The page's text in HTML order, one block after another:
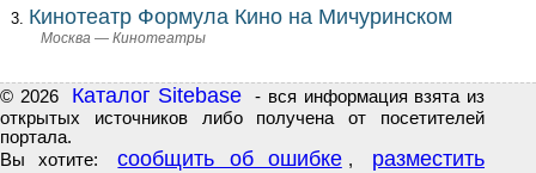
Кинотеатр Формула Кино на Мичуринском
Москва — Кинотеатры
© 2026 Каталог Sitebase
- вся информация взята из
открытых источников либо получена от посетителей
портала.
Вы хотите:
сообщить об ошибке ,
разместить